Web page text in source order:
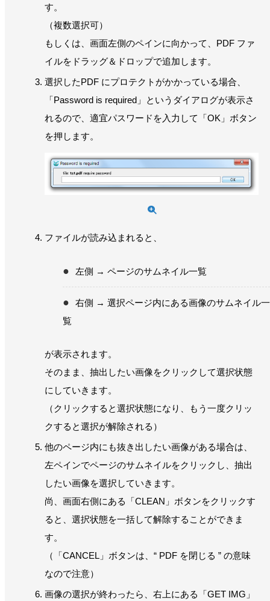
す。
（複数選択可）
もしくは、画面左側のペインに向かって、PDF ファ
イルをドラッグ＆ドロップで追加します。
選択したPDF にプロテクトがかかっている場合、
「Password is required」というダイアログが表示さ
れるので、適宜パスワードを入力して「OK」ボタン
を押します。
ファイルが読み込まれると、
左側 → ページのサムネイル一覧
右側 → 選択ページ内にある画像のサムネイル一
覧
が表示されます。
そのまま、抽出したい画像をクリックして選択状態
にしていきます。
（クリックすると選択状態になり、もう一度クリッ
クすると選択が解除される）
他のページ内にも抜き出したい画像がある場合は、
左ペインでページのサムネイルをクリックし、抽出
したい画像を選択していきます。
尚、画面右側にある「CLEAN」ボタンをクリックす
ると、選択状態を一括して解除することができま
す。
（「CANCEL」ボタンは、“ PDF を閉じる ” の意味
なので注意）
画像の選択が終わったら、右上にある「GET IMG」